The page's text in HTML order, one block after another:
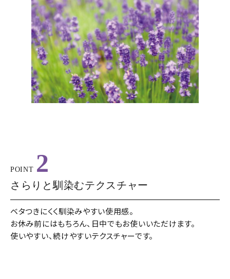
POINT 2
さらりと馴染むテクスチャー
ベタつきにくく馴染みやすい使用感。
お休み前にはもちろん、日中でもお使いいただけます。
使いやすい、続けやすいテクスチャーです。